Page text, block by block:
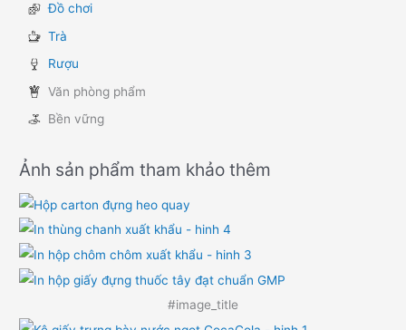
Đồ chơi
Trà
Rượu
Văn phòng phẩm
Bền vững
Ảnh sản phẩm tham khảo thêm
#image_title